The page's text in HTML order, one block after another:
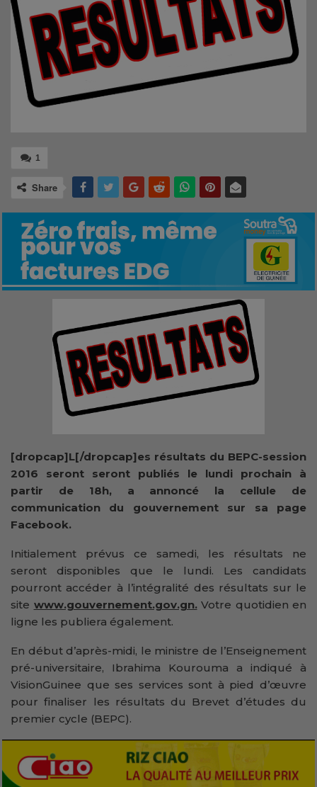
1
Share
[dropcap]L[/dropcap]es résultats du BEPC-session
2016 seront seront publiés le lundi prochain à
partir de 18h, a annoncé la cellule de
communication du gouvernement sur sa page
Facebook.
Initialement prévus ce samedi, les résultats ne
seront disponibles que le lundi. Les candidats
pourront accéder à l’intégralité des résultats sur le
site www.gouvernement.gov.gn.Votre quotidien en
ligne les publiera également.
En début d’après-midi, le ministre de l’Enseignement
pré-universitaire, Ibrahima Kourouma a indiqué à
VisionGuinee que ses services sont à pied d’œuvre
pour finaliser les résultats du Brevet d’études du
premier cycle (BEPC).